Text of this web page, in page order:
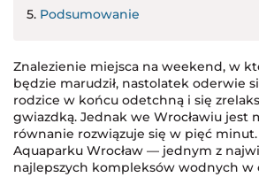
Podsumowanie
Znalezienie miejsca na weekend, w
będzie marudził, nastolatek oderwie
rodzice w końcu odetchną i się
gwiazdką. Jednak we Wrocławiu jest
równanie rozwiązuje się w pięć minut.
Aquaparku Wrocław — jednym z
najlepszych kompleksów wodnych w